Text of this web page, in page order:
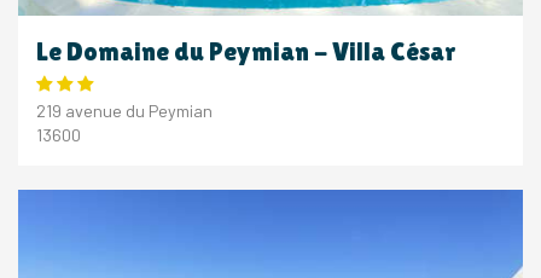
Le Domaine du Peymian - Villa César
219 avenue du Peymian
13600